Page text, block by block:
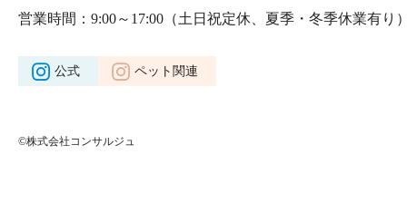
営業時間：9:00～17:00 （土日祝定休、夏季・冬季休業有り
公式 ペット関連
©株式会社コンサルジュ